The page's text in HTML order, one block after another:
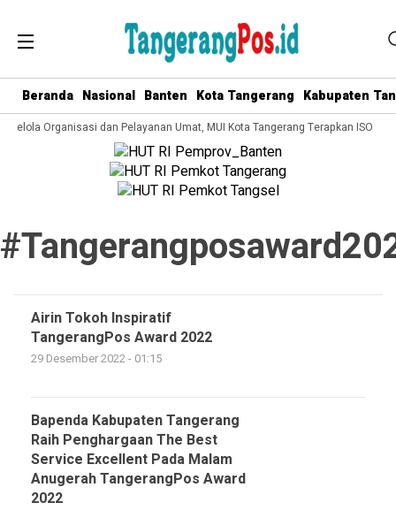
Beranda Nasional Banten Kota Tangerang Kabupaten
Kelola Organisasi dan Pelayanan Umat, MUI Kota Tangerang Terapkan ISO
Airin Tokoh Inspiratif
TangerangPos Award 2022
29 Desember 2022 - 01:15
Bapenda Kabupaten Tangerang
Raih Penghargaan The Best
Service Excellent Pada Malam
Anugerah TangerangPos Award
2022